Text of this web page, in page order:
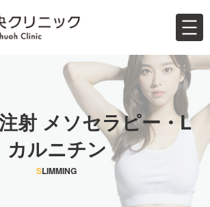
射 メソセラピー・L
カルニチン
SLIMMING